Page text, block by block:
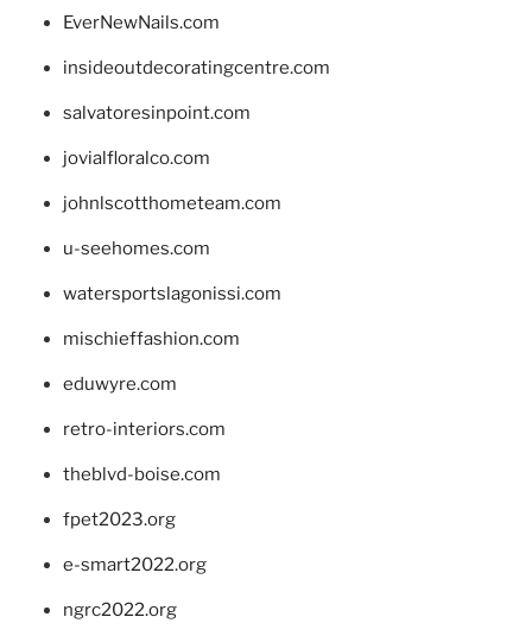
EverNewNails.com
insideoutdecoratingcentre.com
salvatoresinpoint.com
jovialfloralco.com
johnlscotthometeam.com
u-seehomes.com
watersportslagonissi.com
mischieffashion.com
eduwyre.com
retro-interiors.com
theblvd-boise.com
fpet2023.org
e-smart2022.org
ngrc2022.org